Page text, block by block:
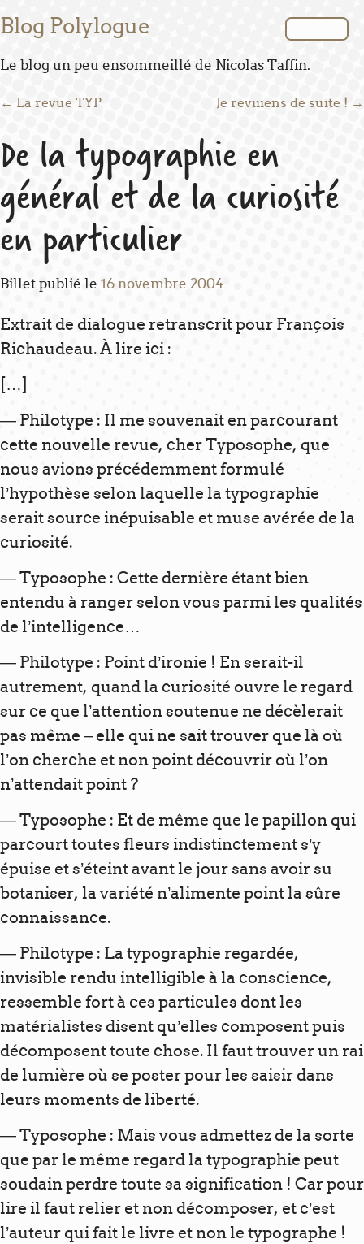
Blog Polylogue
Le blog un peu ensommeillé de Nicolas Taffin.
Post navigation
← La revue TYP Je reviiiens de suite ! →
De la typographie en
général et de la curiosité
en particulier
Billet publié le 16 novembre 2004
Extrait de dialogue retranscrit pour François
Richaudeau. À lire ici :
[…]
— Philotype : Il me souvenait en parcourant
cette nouvelle revue, cher Typosophe, que
nous avions précédemment formulé
l’hypothèse selon laquelle la typographie
serait source inépuisable et muse avérée de la
curiosité.
— Typosophe : Cette dernière étant bien
entendu à ranger selon vous parmi les qualités
de l’intelligence…
— Philotype : Point d’ironie ! En serait-il
autrement, quand la curiosité ouvre le regard
sur ce que l’attention soutenue ne décèlerait
pas même – elle qui ne sait trouver que là où
l’on cherche et non point découvrir où l’on
n’attendait point ?
— Typosophe : Et de même que le papillon qui
parcourt toutes fleurs indistinctement s’y
épuise et s’éteint avant le jour sans avoir su
botaniser, la variété n’alimente point la sûre
connaissance.
— Philotype : La typographie regardée,
invisible rendu intelligible à la conscience,
ressemble fort à ces particules dont les
matérialistes disent qu’elles composent puis
décomposent toute chose. Il faut trouver un rai
de lumière où se poster pour les saisir dans
leurs moments de liberté.
— Typosophe : Mais vous admettez de la sorte
que par le même regard la typographie peut
soudain perdre toute sa signification ! Car pour
lire il faut relier et non décomposer, et c’est
l’auteur qui fait le livre et non le typographe !